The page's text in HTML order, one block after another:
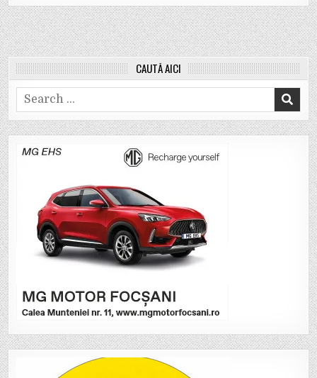
CAUTĂ AICI
Search
for: